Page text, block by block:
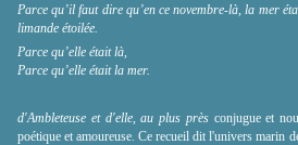
Parce qu’il faut dire qu’en ce novembre-là, la mer
limande étoilée.
Parce qu’elle était là,
Parce qu’elle était la mer.
d'Ambleteuse et d'elle, au plus prèsconjugue et
poétique et amoureuse. Ce recueil dit l'univers marin